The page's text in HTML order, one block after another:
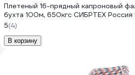
Плетеный 16-прядный капроновый
бухта 100м, 650кгс СИБРТЕХ Россия
5(4)
В корзину